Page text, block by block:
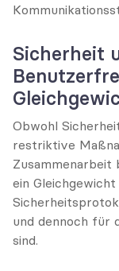
Sicherheit
Obwohl
restriktive
Zusammenarbeit
ein
und dennoch für
sind.